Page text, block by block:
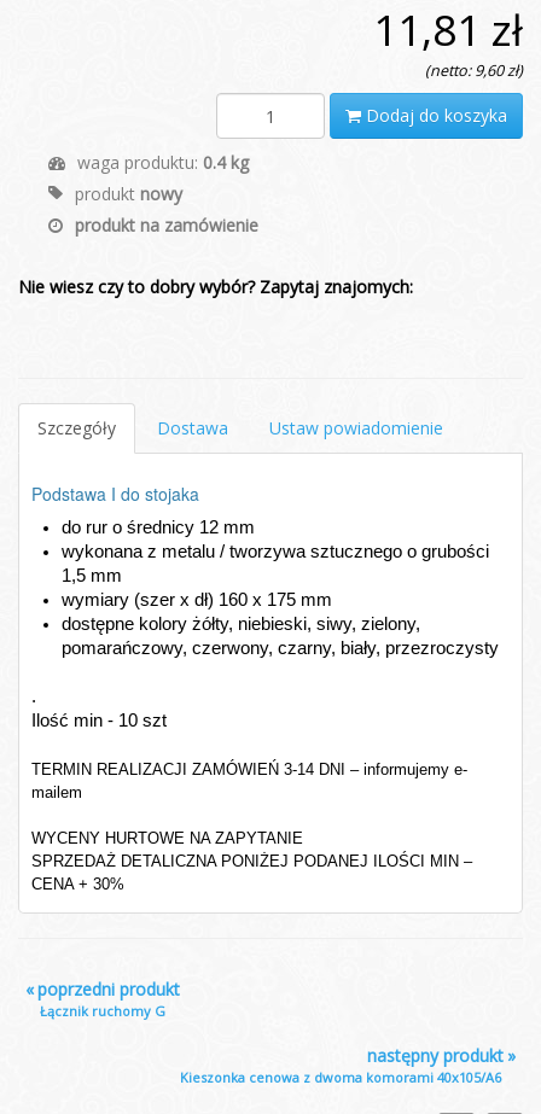
11,81 zł
(netto: 9,60 zł)
Dodaj do koszyka
waga produktu: 0.4 kg
produkt nowy
produkt na zamówienie
Nie wiesz czy to dobry wybór? Zapytaj znajomych:
Szczegóły Dostawa Ustaw powiadomienie
Podstawa I do stojaka
do rur o średnicy 12 mm
wykonana z metalu / tworzywa sztucznego o grubości
1,5 mm
wymiary (szer x dł) 160 x 175 mm
dostępne kolory żółty, niebieski, siwy, zielony,
pomarańczowy, czerwony, czarny, biały, przezroczysty
.
Ilość min - 10 szt
TERMIN REALIZACJI ZAMÓWIEŃ 3-14 DNI – informujemy e-
mailem
WYCENY HURTOWE NA ZAPYTANIE
SPRZEDAŻ DETALICZNA PONIŻEJ PODANEJ ILOŚCI MIN –
CENA + 30%
«poprzedni produkt
Łącznik ruchomy G
»
następny produkt
Kieszonka cenowa z dwoma komorami 40x105/A6